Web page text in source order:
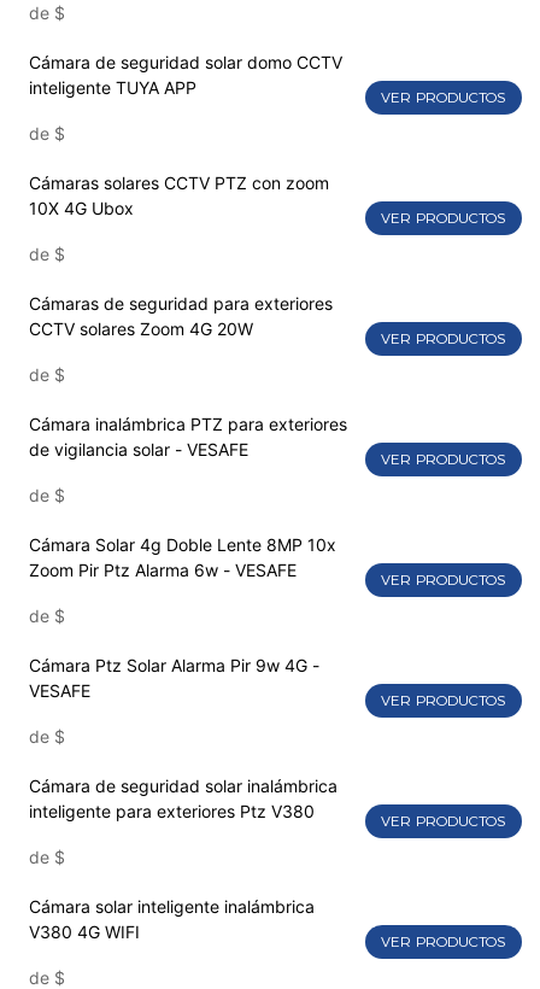
de $
Cámara de seguridad solar domo CCTV
inteligente TUYA APP
de $
VER PRODUCTOS
Cámaras solares CCTV PTZ con zoom
10X 4G Ubox
de $
VER PRODUCTOS
Cámaras de seguridad para exteriores
CCTV solares Zoom 4G 20W
de $
VER PRODUCTOS
Cámara inalámbrica PTZ para exteriores
de vigilancia solar - VESAFE
de $
VER PRODUCTOS
Cámara Solar 4g Doble Lente 8MP 10x
Zoom Pir Ptz Alarma 6w - VESAFE
de $
VER PRODUCTOS
Cámara Ptz Solar Alarma Pir 9w 4G -
VESAFE
de $
VER PRODUCTOS
Cámara de seguridad solar inalámbrica
inteligente para exteriores Ptz V380
de $
VER PRODUCTOS
Cámara solar inteligente inalámbrica
V380 4G WIFI
de $
VER PRODUCTOS